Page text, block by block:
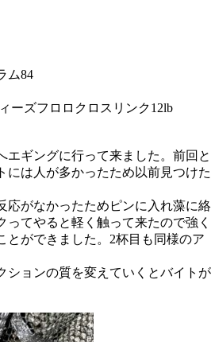
ム84
ーズフロロクロスリンク12lb
エギングに行って来ました。前回と
には人が多かったため以前見つけた
応がなかったためピンに入れ藻に絡
ってやると軽く触って来たので強く
とができました。2杯目も同様のア
ションの質を変えていくとバイトが